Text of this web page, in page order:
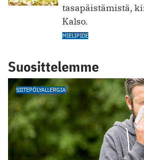
tasapäistämistä,
Kalso.
MIELIPIDE
Suosittelemme
SIITEPÖLYALLERGIA